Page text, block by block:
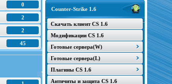
Counter-Strike 1.6
Скачать клиент CS 1.6
Модификации CS 1.6
Готовые сервера(W)
Готовые сервера(L)
Плагины CS 1.6
Античиты и защита CS 1.6
0
2
2
45